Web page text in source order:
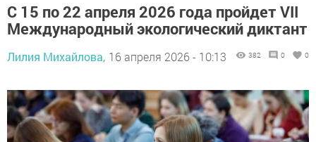
С 15 по 22 апреля 2026 года пройдет VII
Международный экологический диктант
Лилия Михайлова, 16 апреля 2026 - 10:13 382 0 0